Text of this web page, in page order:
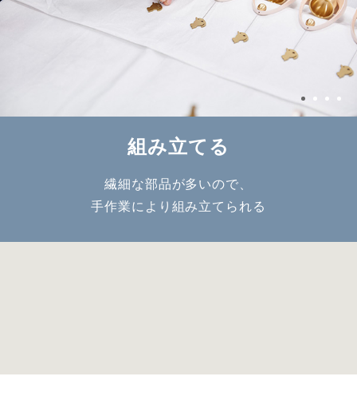
組み立てる
繊細な部品が多いので、
手作業により組み立てられる